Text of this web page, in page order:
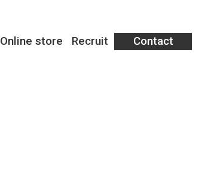
Online store Recruit Contact